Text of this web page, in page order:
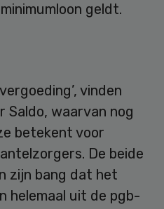
geldt.
vinden
Saldo, waarvan nog
betekent voor
De beide
zijn bang dat het
helemaal uit de pgb-